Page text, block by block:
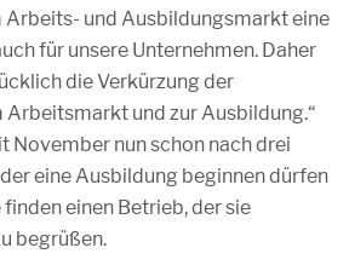
und Ausbildungsmarkt eine
für unsere Unternehmen. Daher
die Verkürzung der
und zur Ausbildung.“
November nun schon nach drei
eine Ausbildung beginnen dürfen
einen Betrieb, der sie
begrüßen.